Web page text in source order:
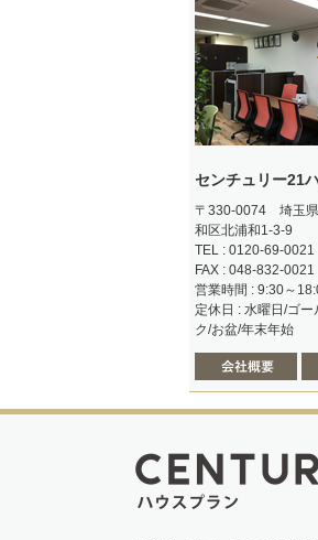
センチュリー21
〒330-0074 埼玉
和区北浦和1-3-9
TEL : 0120-69-0021
FAX : 048-832-0021
営業時間 : 9:30～
定休日 : 水曜日/ゴー
ク/お盆/年末年始